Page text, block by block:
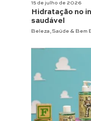
15 de julho de 2026
Hidratação no
saudável
Beleza Saúde & Bem